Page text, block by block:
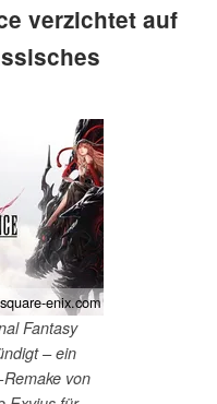
verzichtet auf
enix.com
Fantasy
– ein
von